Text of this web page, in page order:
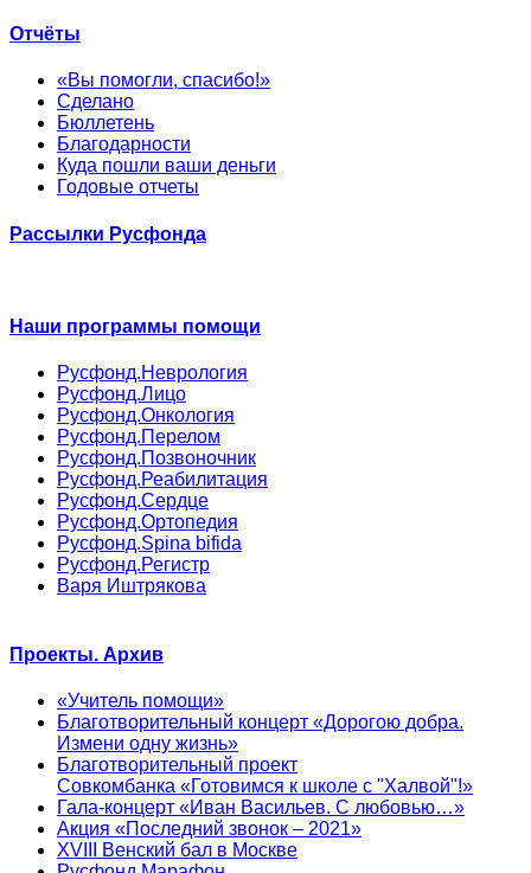
Отчёты
«Вы помогли, спасибо!»
Сделано
Бюллетень
Благодарности
Куда пошли ваши деньги
Годовые отчеты
Рассылки Русфонда
Наши программы помощи
Русфонд.Неврология
Русфонд.Лицо
Русфонд.Онкология
Русфонд.Перелом
Русфонд.Позвоночник
Русфонд.Реабилитация
Русфонд.Сердце
Русфонд.Ортопедия
Русфонд.Spina bifida
Русфонд.Регистр
Варя Иштрякова
Проекты. Архив
«Учитель помощи»
Благотворительный концерт «Дорогою добра.
Измени одну жизнь»
Благотворительный проект
Совкомбанка «Готовимся к школе с "Халвой"!»
Гала-концерт «Иван Васильев. С любовью…»
Акция «Последний звонок – 2021»
XVIII Венский бал в Москве